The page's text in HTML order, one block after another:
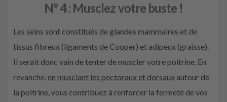
N° 4 : Musclez votre buste !
Les seins sont constitués de glandes mammaires et de
tissus fibreux (ligaments de Cooper) et adipeux (graisse).
Il serait donc vain de tenter de muscler votre poitrine. En
revanche, en musclant les pectoraux et dorsaux autour de
la poitrine, vous contribuez à renforcer la fermeté de vos